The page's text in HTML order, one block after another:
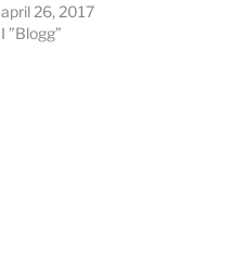
april 26, 2017
I ”Blogg”